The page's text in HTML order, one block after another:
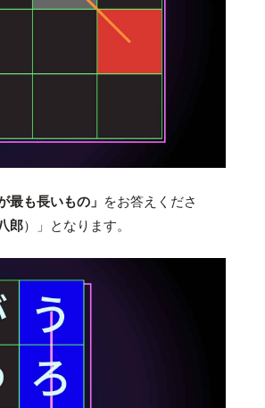
最も長いもの」 をお答えくださ
郎）」となります。